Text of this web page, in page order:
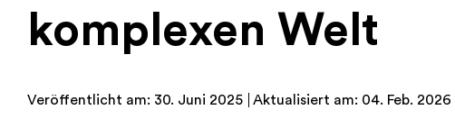
komplexen Welt
Veröffentlicht am: 30. Juni 2025 Aktualisiert am: 04. Feb. 2026